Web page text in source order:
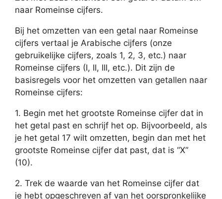
naar Romeinse cijfers.
Bij het omzetten van een getal naar Romeinse
cijfers vertaal je Arabische cijfers (onze
gebruikelijke cijfers, zoals 1, 2, 3, etc.) naar
Romeinse cijfers (I, II, III, etc.). Dit zijn de
basisregels voor het omzetten van getallen naar
Romeinse cijfers:
1. Begin met het grootste Romeinse cijfer dat in
het getal past en schrijf het op. Bijvoorbeeld, als
je het getal 17 wilt omzetten, begin dan met het
grootste Romeinse cijfer dat past, dat is “X”
(10).
2. Trek de waarde van het Romeinse cijfer dat
je hebt opgeschreven af van het oorspronkelijke